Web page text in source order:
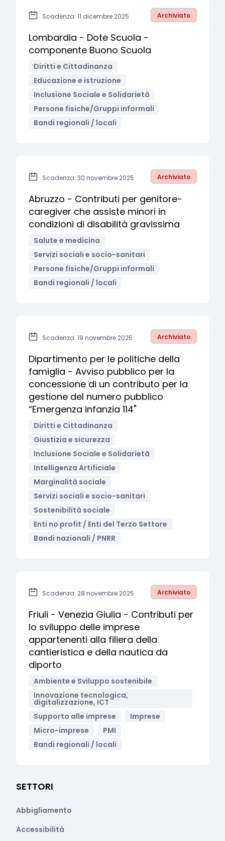
Scadenza: 11 dicembre 2025 Archiviato
Lombardia - Dote Scuola -
componente Buono Scuola
Diritti e Cittadinanza
Educazione e istruzione
Inclusione Sociale e Solidarietà
Persone fisiche/Gruppi informali
Bandi regionali / locali
Scadenza: 30 novembre 2025 Archiviato
Abruzzo - Contributi per genitore-
caregiver che assiste minori in
condizioni di disabilità gravissima
Salute e medicina
Servizi sociali e socio-sanitari
Persone fisiche/Gruppi informali
Bandi regionali / locali
Scadenza: 19 novembre 2025 Archiviato
Dipartimento per le politiche della
famiglia - Avviso pubblico per la
concessione di un contributo per la
gestione del numero pubblico
“Emergenza infanzia 114"
Diritti e Cittadinanza
Giustizia e sicurezza
Inclusione Sociale e Solidarietà
Intelligenza Artificiale
Marginalità sociale
Servizi sociali e socio-sanitari
Sostenibilità sociale
Enti no profit / Enti del Terzo Settore
Bandi nazionali / PNRR
Scadenza: 28 novembre 2025 Archiviato
Friuli - Venezia Giulia - Contributi per
lo sviluppo delle imprese
appartenenti alla filiera della
cantieristica e della nautica da
diporto
Ambiente e Sviluppo sostenibile
Innovazione tecnologica,
digitalizzazione, ICT
Supporto alle imprese
Imprese
Micro-imprese
PMI
Bandi regionali / locali
SETTORI
Abbigliamento
Accessibilità